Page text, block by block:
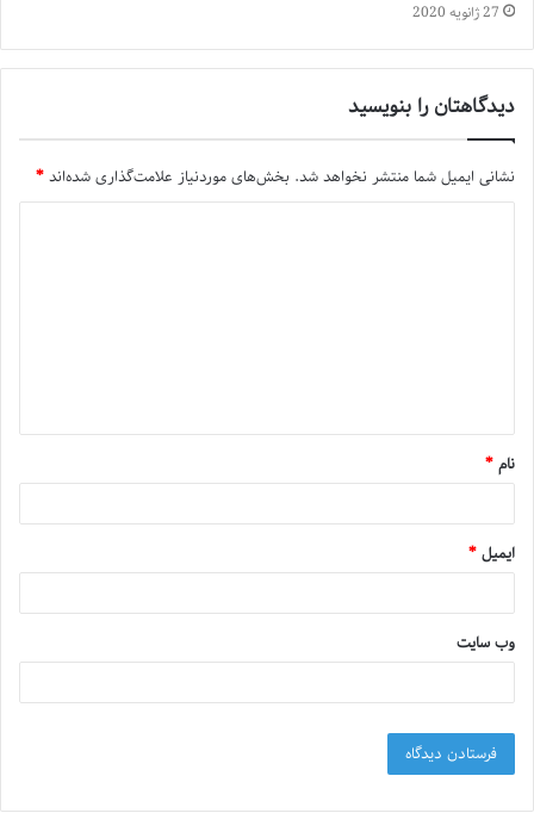
27 ژانویه 2020
دیدگاهتان را بنویسید
نشانی ایمیل شما منتشر نخواهد شد. بخش‌های موردنیاز علامت‌گذاری شده‌اند*
نام*
ایمیل*
وب‌ سایت